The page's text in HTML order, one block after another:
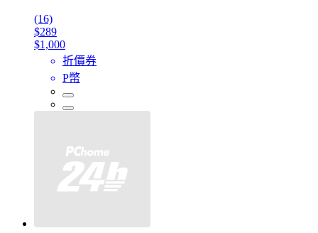
(16)
$289
$1,000
折價券
P幣